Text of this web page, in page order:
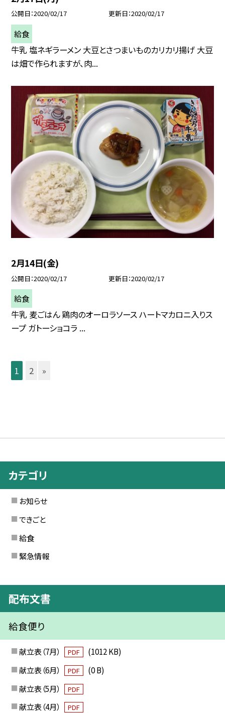
公開日 2020/02/17 更新日 2020/02/17
給食
牛乳 塩ネギラーメン 大豆とさつまいものカリカリ揚げ 大豆
は畑で作られますが、肉...
2月14日(金)
公開日 2020/02/17 更新日 2020/02/17
給食
牛乳 麦ごはん 鶏肉のオーロラソース ハートマカロニ入りス
ープ ガトーショコラ ...
1 2 »
カテゴリ
お知らせ
できごと
給食
緊急情報
配布文書
給食便り
献立表（7月） PDF
(1012 KB)
献立表（6月）
PDF
(0 B)
献立表（5月）
PDF
献立表（4月） PDF